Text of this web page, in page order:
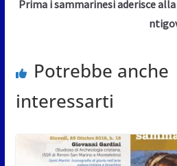
Prima i sammarinesi aderisce
Potrebbe anche
interessarti